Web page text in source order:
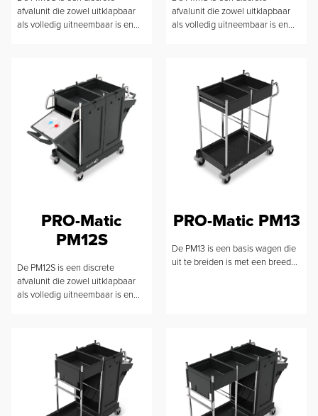
afvalunit die zowel uitklapbaar
als volledig uitneembaar is en...
afvalunit die zowel uitklapbaar
als volledig uitneembaar is en...
PRO-Matic
PM12S
De PM12S is een discrete
afvalunit die zowel uitklapbaar
als volledig uitneembaar is en...
PRO-Matic PM13
De PM13 is een basis wagen die
uit te breiden is met een breed...